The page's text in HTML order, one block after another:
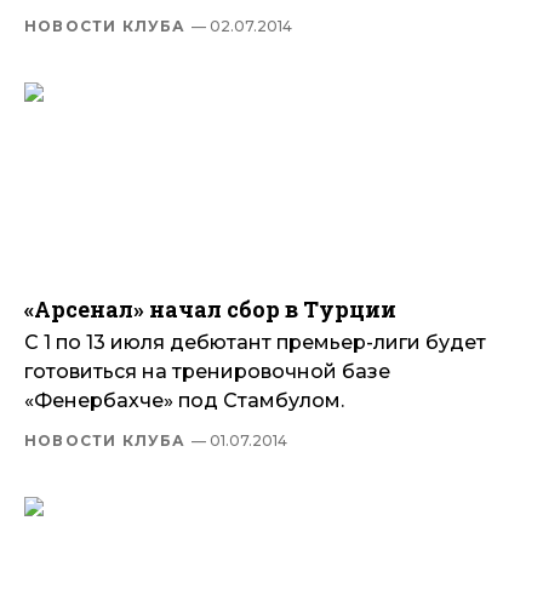
НОВОСТИ КЛУБА — 02.07.2014
«Арсенал» начал сбор в Турции
С 1 по 13 июля дебютант премьер-лиги будет
готовиться на тренировочной базе
«Фенербахче» под Стамбулом.
НОВОСТИ КЛУБА — 01.07.2014